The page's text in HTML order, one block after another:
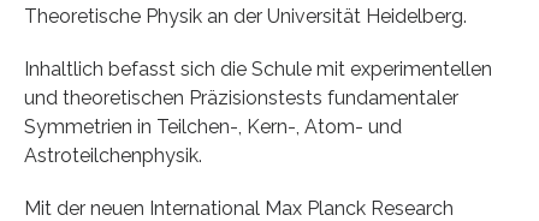
Theoretische Physik an der Universität Heidelberg.
Inhaltlich befasst sich die Schule mit experimentellen
und theoretischen Präzisionstests fundamentaler
Symmetrien in Teilchen-, Kern-, Atom- und
Astroteilchenphysik.
Mit der neuen International Max Planck Research